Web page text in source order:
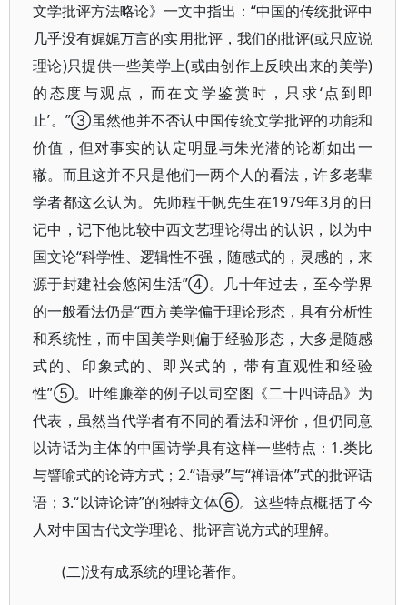
文学批评方法略论》一文中指出：“中国的传统批评中
几乎没有娓娓万言的实用批评，我们的批评(或只应说
理论)只提供一些美学上(或由创作上反映出来的美学)
的态度与观点，而在文学鉴赏时，只求‘点到即
止’。”③虽然他并不否认中国传统文学批评的功能和
价值，但对事实的认定明显与朱光潜的论断如出一
辙。而且这并不只是他们一两个人的看法，许多老辈
学者都这么认为。先师程干帆先生在1979年3月的日
记中，记下他比较中西文艺理论得出的认识，以为中
国文论“科学性、逻辑性不强，随感式的，灵感的，来
源于封建社会悠闲生活”④。几十年过去，至今学界
的一般看法仍是“西方美学偏于理论形态，具有分析性
和系统性，而中国美学则偏于经验形态，大多是随感
式的、印象式的、即兴式的，带有直观性和经验
性”⑤。叶维廉举的例子以司空图《二十四诗品》为
代表，虽然当代学者有不同的看法和评价，但仍同意
以诗话为主体的中国诗学具有这样一些特点：1.类比
与譬喻式的论诗方式；2.“语录”与“禅语体”式的批评话
语；3.“以诗论诗”的独特文体⑥。这些特点概括了今
人对中国古代文学理论、批评言说方式的理解。
(二)没有成系统的理论著作。